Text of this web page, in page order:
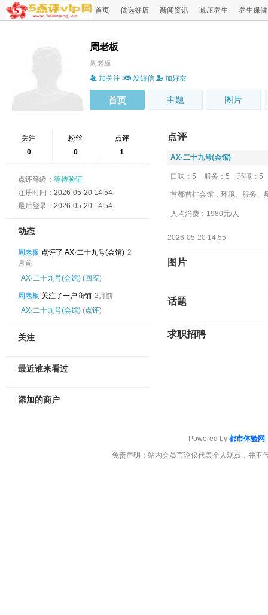
首页 优选好店 新闻资讯 减压养生 养生保健
周老板
周老板
加关注
发短信 加好友
首页 主题 图片
关注
0
粉丝
0
点评
1
点评等级： 等待验证
注册时间： 2026-05-20 14:54
最后登录： 2026-05-20 14:54
动态
周老板 点评了 ‌AX·二十九号(会馆) 2
月前
‌AX·二十九号(会馆) (回应)
周老板 关注了一户商铺 2月前
‌AX·二十九号(会馆) (点评)
关注
最近谁来看过
添加的商户
点评
‌AX·二十九号(会馆)
口味：5 服务：5 环境：5
首都首排会馆，环境、服务、
人均消费：1980元/人
2026-05-20 14:55
图片
话题
求职招聘
Powered by 都市体验网
免责声明：站内会员言论仅代表个人观点，并不